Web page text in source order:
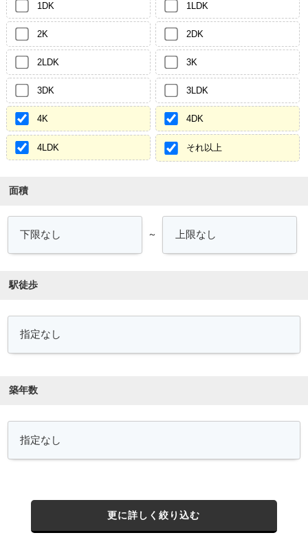
1DK 1LDK
2K 2DK
2LDK 3K
3DK 3LDK
4K 4DK
4LDK それ以上
面積
～
駅徒歩
築年数
更に詳しく絞り込む